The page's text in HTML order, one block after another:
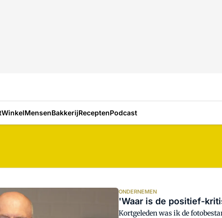
WinkelMensenBakkerijReceptenPodcast
ONDERNEMEN
'Waar is de positief-
Kortgeleden was ik de